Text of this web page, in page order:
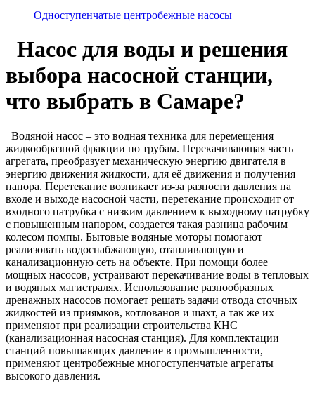
Одноступенчатые центробежные насосы
Насос для воды и решения
выбора насосной станции,
что выбрать в Самаре?
Водяной насос – это водная техника для перемещения
жидкообразной фракции по трубам. Перекачивающая часть
агрегата, преобразует механическую энергию двигателя в
энергию движения жидкости, для её движения и получения
напора. Перетекание возникает из-за разности давления на
входе и выходе насосной части, перетекание происходит от
входного патрубка с низким давлением к выходному патрубку
с повышенным напором, создается такая разница рабочим
колесом помпы. Бытовые водяные моторы помогают
реализовать водоснабжающую, отапливающую и
канализационную сеть на объекте. При помощи более
мощных насосов, устраивают перекачивание воды в тепловых
и водяных магистралях. Использование разнообразных
дренажных насосов помогает решать задачи отвода сточных
жидкостей из приямков, котлованов и шахт, а так же их
применяют при реализации строительства КНС
(канализационная насосная станция). Для комплектации
станций повышающих давление в промышленности,
применяют центробежные многоступенчатые агрегаты
высокого давления.